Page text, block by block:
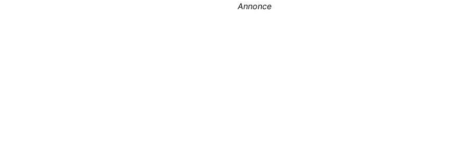
Annonce